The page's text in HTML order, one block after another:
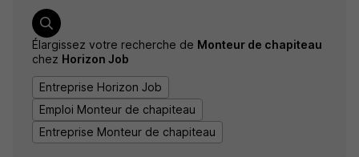
Élargissez votre recherche de Monteur de chapiteau
chez Horizon Job
Entreprise Horizon Job
Emploi Monteur de chapiteau
Entreprise Monteur de chapiteau